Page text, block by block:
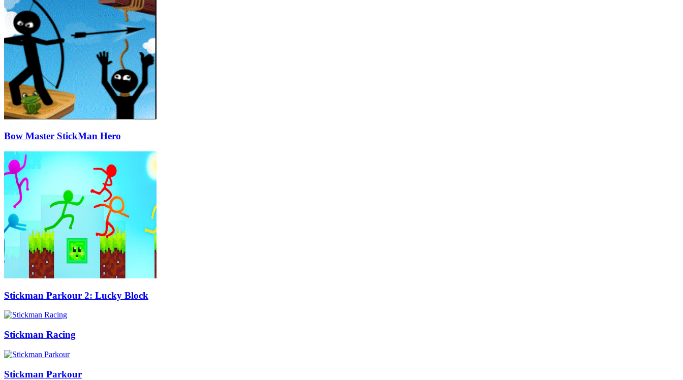
Bow Master StickMan Hero
Stickman Parkour 2: Lucky Block
Stickman Racing
Stickman Parkour